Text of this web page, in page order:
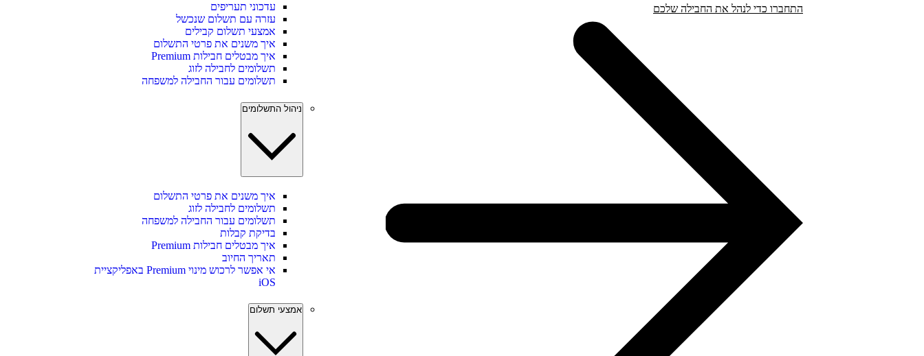
התחברו כדי לנהל את החבילה שלכם
עדכוני תעריפים
עזרה עם תשלום שנכשל
אמצעי תשלום קבילים
איך משנים את פרטי התשלום
איך מבטלים חבילות Premium
תשלומים לחבילה לזוג
תשלומים עבור החבילה למשפחה
ניהול התשלומים
איך משנים את פרטי התשלום
תשלומים לחבילה לזוג
תשלומים עבור החבילה למשפחה
בדיקת קבלות
איך מבטלים חבילות Premium
תאריך החיוב
אי אפשר לרכוש מינוי Premium באפליקציית
iOS
אמצעי תשלום